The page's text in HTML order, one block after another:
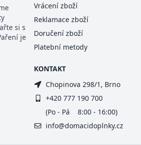
si s
je
Vrácení zboží
Reklamace zboží
Doručení zboží
Platební metody
KONTAKT
Chopinova 298/1, Brno
+420 777 190 700
(Po - Pá 8:00 - 16:00)
info@domacidoplnky.cz